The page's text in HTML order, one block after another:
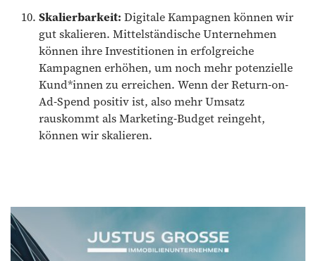
Skalierbarkeit: Digitale Kampagnen können wir
gut skalieren. Mittelständische Unternehmen
können ihre Investitionen in erfolgreiche
Kampagnen erhöhen, um noch mehr potenzielle
Kund*innen zu erreichen. Wenn der Return-on-
Ad-Spend positiv ist, also mehr Umsatz
rauskommt als Marketing-Budget reingeht,
können wir skalieren.